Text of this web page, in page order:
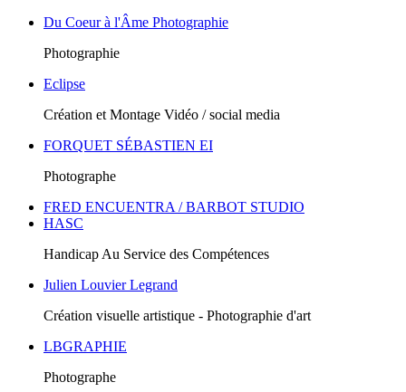
Du Coeur à l'Âme Photographie
Photographie
Eclipse
Création et Montage Vidéo / social media
FORQUET SÉBASTIEN EI
Photographe
FRED ENCUENTRA / BARBOT STUDIO
HASC
Handicap Au Service des Compétences
Julien Louvier Legrand
Création visuelle artistique - Photographie d'art
LBGRAPHIE
Photographe